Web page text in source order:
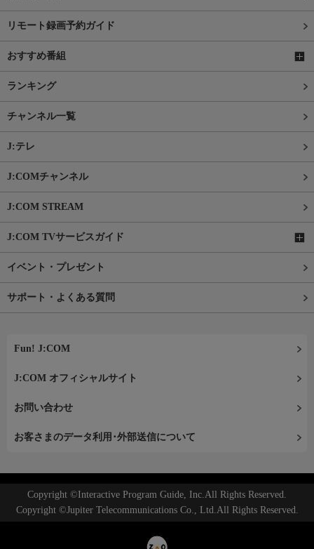
リモート録画予約ガイド
おすすめ番組
ランキング
チャンネル一覧
J:テレ
J:COMチャンネル
J:COM STREAM
J:COM TVサービスガイド
イベント・プレゼント
サポート・よくある質問
Fun! J:COM
J:COM オフィシャルサイト
お問い合わせ
お客さまのデータ利用･外部送信について
Copyright ©Interactive Program Guide, Inc.All Rights Reserved.
Copyright ©Jupiter Telecommunications Co., Ltd.All Rights Reserved.